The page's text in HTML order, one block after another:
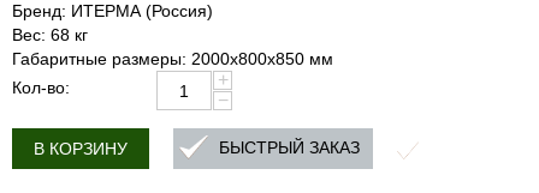
Бренд: ИТЕРМА (Россия)
Вес: 68 кг
Габаритные размеры: 2000x800x850 мм
Кол-во:
+
−
В КОРЗИНУ БЫСТРЫЙ ЗАКАЗ